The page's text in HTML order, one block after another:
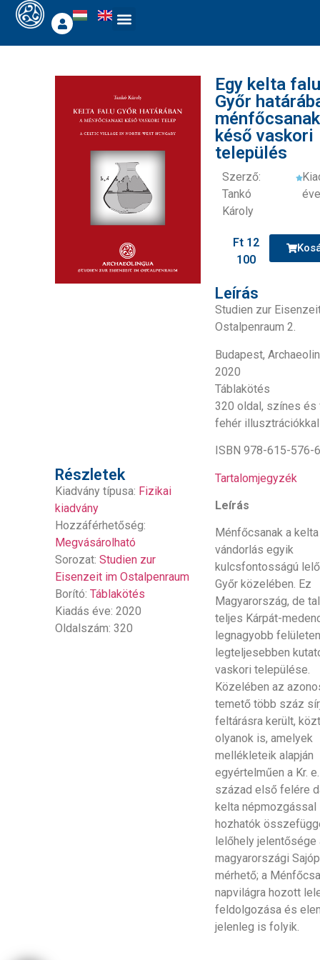
Részletek
Kiadvány típusa: Fizikai
kiadvány
Hozzáférhetőség:
Megvásárolható
Sorozat:Studien zur
Eisenzeit im Ostalpenraum
Borító:Táblakötés
Kiadás éve: 2020
Oldalszám: 320
Egy kelta
Győr
késő vaskori
település
Szerző:
Tankó
Károly
Ft12
100
Leírás
Studien zur
Ostalpenraum 2.
Budapest,
2020
Táblakötés
320 oldal, színes
fehér illusztrációkkal
ISBN 978-615-576-
Tartalomjegyzék
Leírás
Ménfőcsanak a kelta
vándorlás egyik
kulcsfontosságú
Győr közelében. Ez
Magyarország, de
teljes Kárpát-
legnagyobb
legteljesebben
vaskori települése.
Közelében az
temető több száz
feltárásra került,
olyanok is, amelyek
mellékleteik alapján
egyértelműen a Kr.
század első felére
kelta népmozgással
hozhatók
lelőhely
magyarországi
mérhető; a
napvilágra hozott
feldolgozása és
jelenleg is folyik.